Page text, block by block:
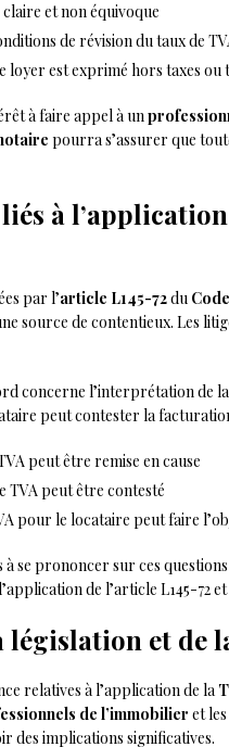
et non équivoque
de révision du taux de
loyer est exprimé hors taxes ou
à faire appel à un
pourra s’assurer que
à
par l’article L145-72du
source de contentieux. Les
concerne l’interprétation de la
peut contester la
peut être remise en cause
TVA peut être contesté
pour le locataire peut faire
à se prononcer sur ces
de l’article L145-72
législation et de
relatives à l’application de la
de l’immobilier et les
des implications significatives.